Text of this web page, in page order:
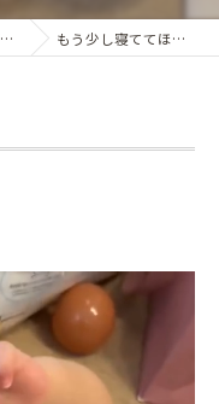
もう少し寝ててほしくて、